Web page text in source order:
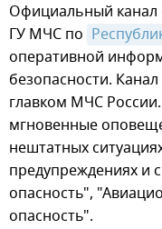
Официальный
ГУ МЧС по
оперативной
безопасности.
главком МЧС
мгновенные
нештатных
предупреждениях и
опасность",
опасность".